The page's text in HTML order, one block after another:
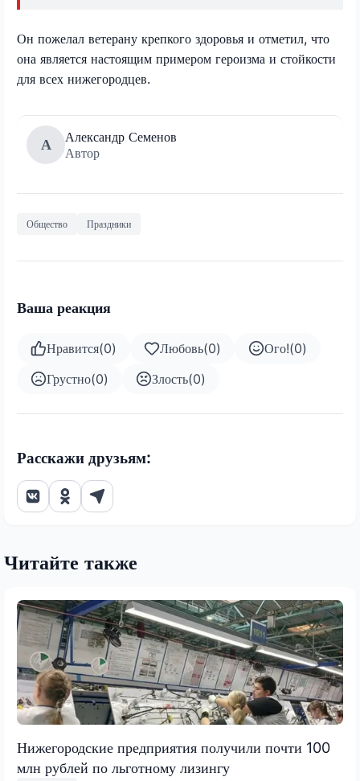
Он пожелал ветерану крепкого здоровья и отметил, что
она является настоящим примером героизма и стойкости
для всех нижегородцев.
А
Александр Семенов
Автор
Общество Праздники
Ваша реакция
Нравится(0) Любовь(0) Ого!(0)
Грустно(0) Злость(0)
Расскажи друзьям:
Читайте также
Нижегородские предприятия получили почти 100
млн рублей по льготному лизингу